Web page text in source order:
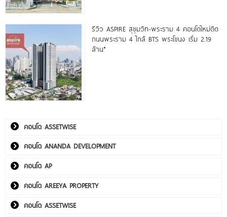
รีวิว ASPIRE สุขุมวิท-พระราม 4 คอนโดใหม่ติด
ถนนพระราม 4 ใกล้ BTS พระโขนง เริ่ม 2.19
ล้าน*
คอนโด ASSETWISE
คอนโด ANANDA DEVELOPMENT
คอนโด AP
คอนโด AREEYA PROPERTY
คอนโด ASSETWISE